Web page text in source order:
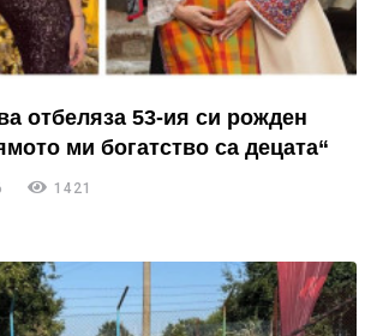
отбеляза 53-ия си рожден
ми богатство са децата“
1421